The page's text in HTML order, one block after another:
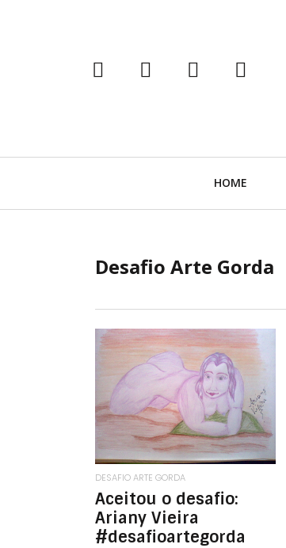
tumblr instagramfacebook
HOME
Desafio Arte Gorda
LEIA MAIS
DESAFIO ARTE GORDA
Aceitou o desafio:
Ariany Vieira
#desafioartegorda